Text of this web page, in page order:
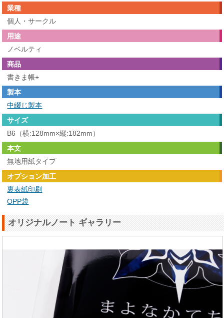
業種
個人・サークル
用途
ノベルティ
商品
書きま帳+
製本
中綴じ製本
サイズ
B6（横:128mm×縦:182mm）
本文
無地用紙タイプ
オプション加工
裏表紙印刷
OPP袋
オリジナルノート ギャラリー